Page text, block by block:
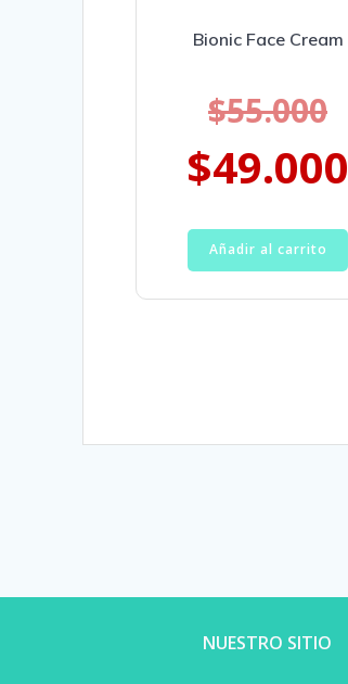
Bionic Face Cream
$55.000
$49.000
Añadir al carrito
NUESTRO SITIO